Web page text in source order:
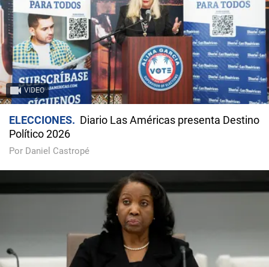
VIDEO
ELECCIONES
Diario Las Américas presenta Destino
Político 2026
Por Daniel Castropé